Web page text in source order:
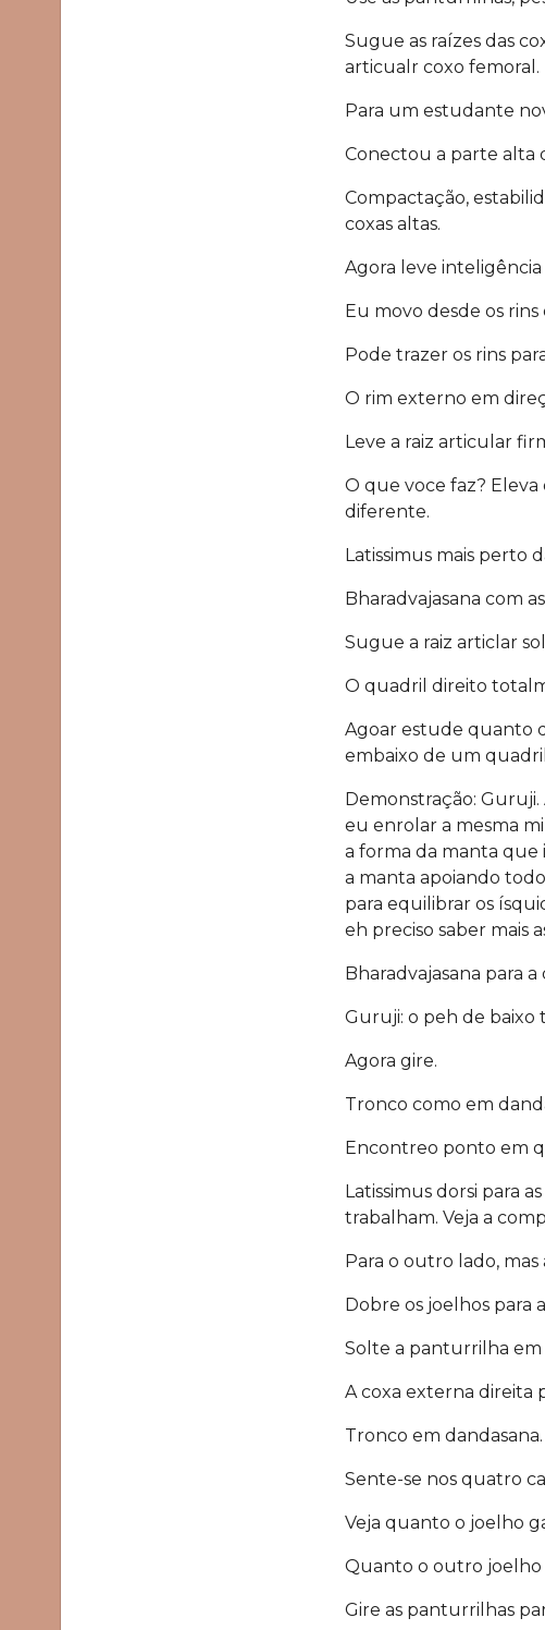
Sugue as raízes das
articualr coxo femoral.
Para um estudante
Conectou a parte alta
Compactação,
coxas altas.
Agora leve inteligência
Eu movo desde os
Pode trazer os rins
O rim externo em
Leve a raiz articular
O que voce faz?
diferente.
Latissimus mais perto
Bharadvajasana com
Sugue a raiz articlar
O quadril direito
Agoar estude quanto
embaixo de um
Demonstração:
eu enrolar a mesma
a forma da manta que
a manta apoiando
para equilibrar os
eh preciso saber mais
Bharadvajasana para a
Guruji: o peh de baixo
Agora gire.
Tronco como em
Encontreo ponto em
Latissimus dorsi para
trabalham. Veja a
Para o outro lado, mas
Dobre os joelhos para
Solte a panturrilha em
A coxa externa direita
Tronco em dandasana.
Sente-se nos quatro
Veja quanto o joelho
Quanto o outro joelho
Gire as panturrilhas